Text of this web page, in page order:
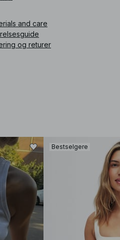
and care
og returer
Bestselgere